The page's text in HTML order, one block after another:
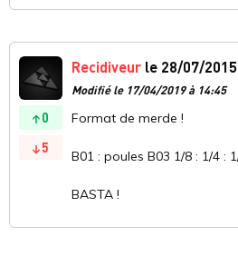
0
5
Recidiveur le 28/07/2015
Modifié le 17/04/2019 à 14:45
Format de merde !
B01 : poules B03 1/8 : 1/4 :
BASTA !